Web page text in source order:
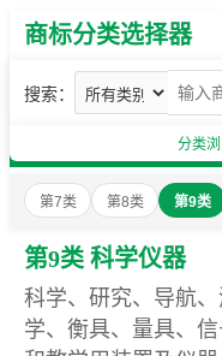
商标分类选择器
搜索：
分类
第7类 第8类 第9类
第9类 科学仪器
科学、研究、导航
学、衡具、量具、